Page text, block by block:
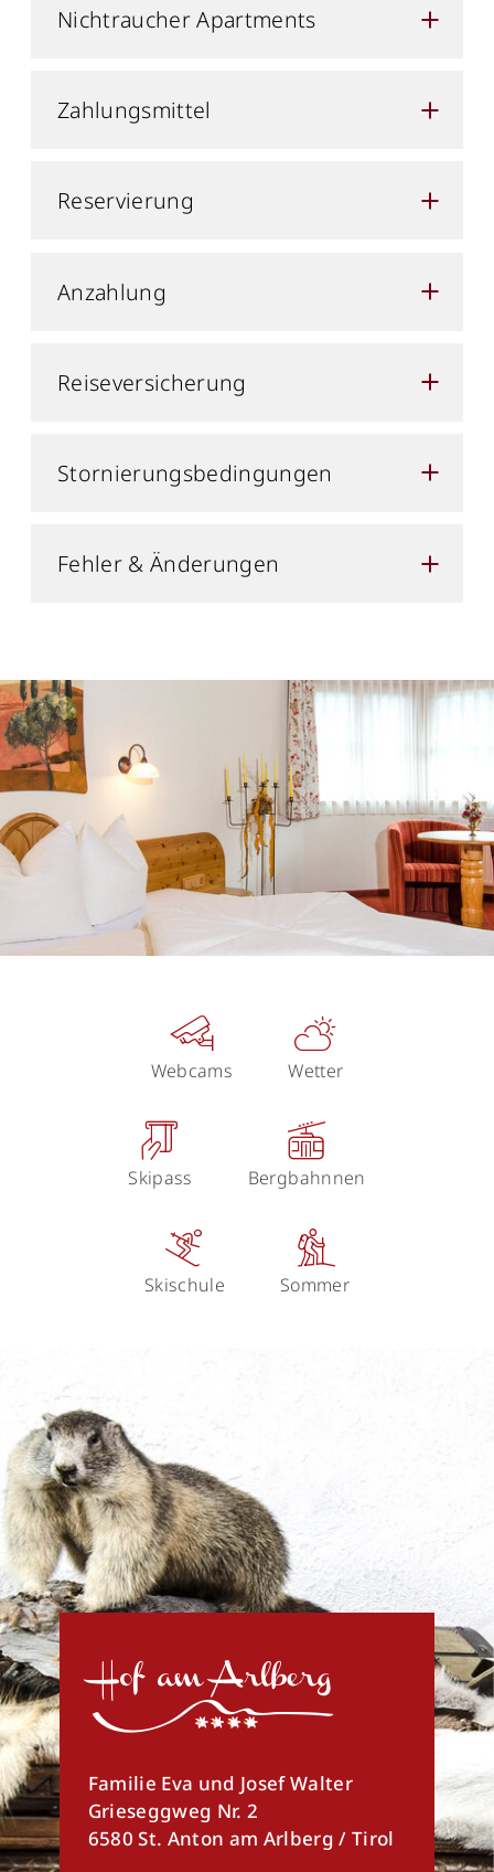
Nichtraucher Apartments
Zahlungsmittel
Reservierung
Anzahlung
Reiseversicherung
Stornierungsbedingungen
Fehler & Änderungen
Webcams Wetter
Skipass Bergbahnnen
Skischule Sommer
Familie Eva und Josef Walter
Grieseggweg Nr. 2
6580 St. Anton am Arlberg / Tirol